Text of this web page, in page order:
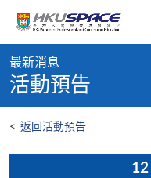
content
content
start
最新消息
活動預告
< 返回活動預告
12